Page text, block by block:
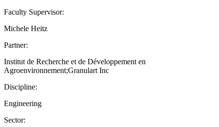
Faculty Supervisor:
Michele Heitz
Partner:
Institut de Recherche et de Développement en
Agroenvironnement;Granulart Inc
Discipline:
Engineering
Sector: